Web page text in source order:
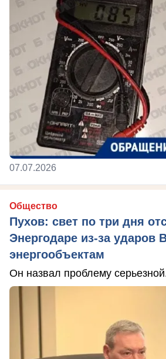
07.07.2026
Общество
Пухов: свет по три дня
Энергодаре из-за ударов
энергообъектам
Он назвал проблему